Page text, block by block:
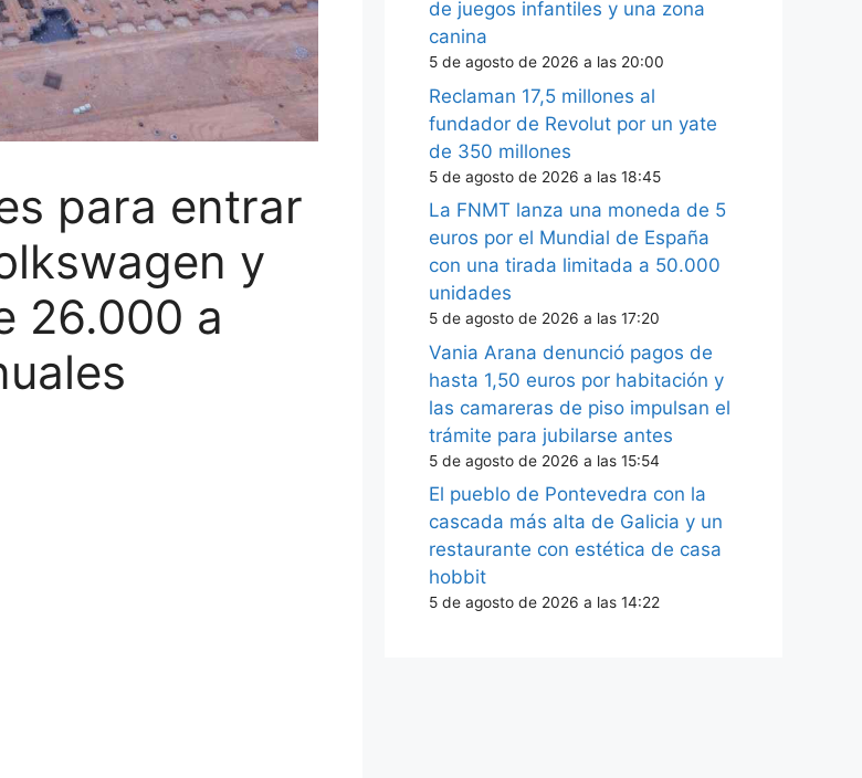
para entrar
y
26.000 a
de juegos infantiles y una zona
canina
5 de agosto de 2026 a las 20:00
Reclaman 17,5 millones al
fundador de Revolut por un yate
de 350 millones
5 de agosto de 2026 a las 18:45
La FNMT lanza una moneda de 5
euros por el Mundial de España
con una tirada limitada a 50.000
unidades
5 de agosto de 2026 a las 17:20
Vania Arana denunció pagos de
hasta 1,50 euros por habitación y
las camareras de piso impulsan el
trámite para jubilarse antes
5 de agosto de 2026 a las 15:54
El pueblo de Pontevedra con la
cascada más alta de Galicia y un
restaurante con estética de casa
hobbit
5 de agosto de 2026 a las 14:22